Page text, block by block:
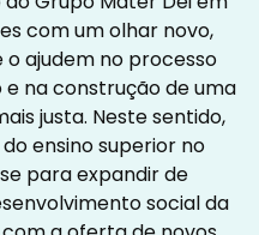
com um olhar novo,
ajudem no processo
na construção de uma
justa. Neste sentido,
ensino superior no
para expandir de
social da